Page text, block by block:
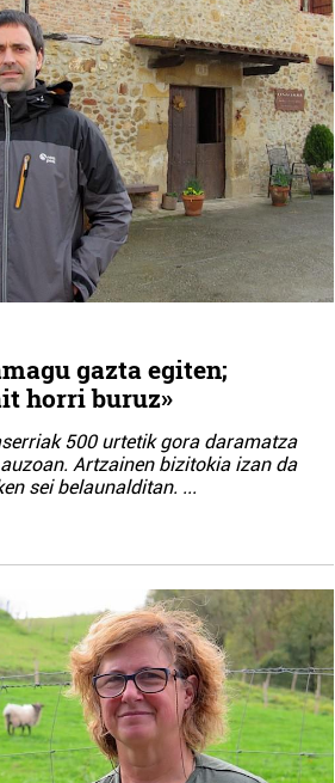
gazta egiten;
horri buruz»
500 urtetik gora daramatza
Artzainen bizitokia izan da
sei belaunalditan. ...